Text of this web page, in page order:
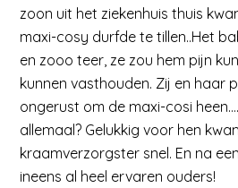
zoon uit het ziekenhuis thuis
maxi-cosy durfde te tillen..Het
en zooo teer, ze zou hem pijn
kunnen vasthouden. Zij en haar
ongerust om de maxi-cosi
allemaal? Gelukkig voor hen
kraamverzorgster snel. En na
ineens al heel ervaren ouders!